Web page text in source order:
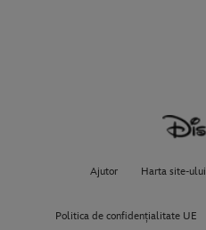
Ajutor Harta site-ului
Politica de confidențialitate UE